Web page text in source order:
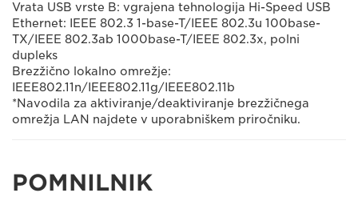
Vrata USB vrste B: vgrajena tehnologija Hi-Speed USB
Ethernet: IEEE 802.3 1-base-T/IEEE 802.3u 100base-
TX/IEEE 802.3ab 1000base-T/IEEE 802.3x, polni
dupleks
Brezžično lokalno omrežje:
IEEE802.11n/IEEE802.11g/IEEE802.11b
*Navodila za aktiviranje/deaktiviranje brezžičnega
omrežja LAN najdete v uporabniškem priročniku.
POMNILNIK